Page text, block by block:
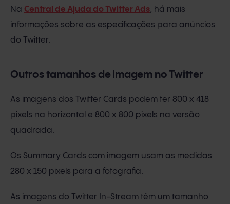
Na Central de Ajuda do Twitter Ads, há mais
informações sobre as especificações para anúncios
do Twitter.
Outros tamanhos de imagem no Twitter
As imagens dos Twitter Cards podem ter 800 x 418
pixels na horizontal e 800 x 800 pixels na versão
quadrada.
Os Summary Cards com imagem usam as medidas
280 x 150 pixels para a fotografia.
As imagens do Twitter In-Stream têm um tamanho